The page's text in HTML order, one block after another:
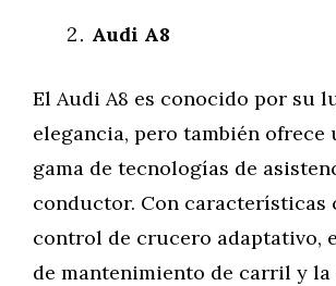
Audi A8
El Audi A8 es conocido por su
elegancia, pero también ofrece
gama de tecnologías de
conductor. Con características
control de crucero adaptativo,
de mantenimiento de carril y